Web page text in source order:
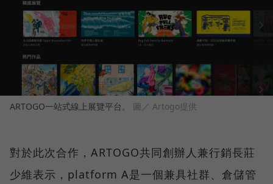
ARTOGO一站式線上展覽平台。 圖／ Artogo提供
對於此次合作，ARTOGO共同創辦人兼行銷長莊
少維表示，platform A是一個兼具社群、倉儲管